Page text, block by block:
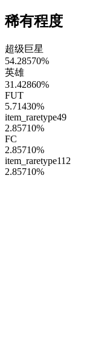
稀有程度
超级巨星
54.28570%
英雄
31.42860%
FUT
5.71430%
item_raretype49
2.85710%
FC
2.85710%
item_raretype112
2.85710%